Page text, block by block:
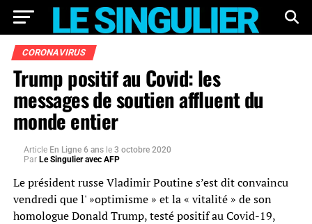
CORONAVIRUS
Trump positif au Covid: les
messages de soutien affluent du
monde entier
Article En Ligne 6 ans le 3 octobre 2020
Par Le Singulier avec AFP
Le président russe Vladimir Poutine s’est dit convaincu
vendredi que l' »optimisme » et la « vitalité » de son
homologue Donald Trump, testé positif au Covid-19,